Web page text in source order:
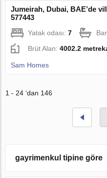
Jumeirah, Dubai, BAE’de
577443
Yatak odası:7
Brüt Alan:4002.2
Sam Homes
1 - 24 ‘dan 146
gayrimenkul tipine göre